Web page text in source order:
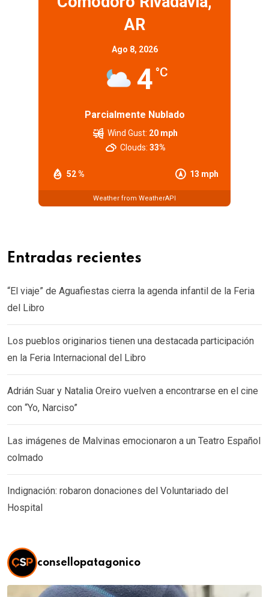
AR
Ago 8, 2026
4 °C
Parcialmente Nublado
52 % 13 mph
Wind Gust: 20 mph
Clouds: 33%
Weather from WeatherAPI
Entradas recientes
“El viaje” de Aguafiestas cierra la agenda infantil de la Feria
del Libro
Los pueblos originarios tienen una destacada participación
en la Feria Internacional del Libro
Adrián Suar y Natalia Oreiro vuelven a encontrarse en el cine
con “Yo, Narciso”
Las imágenes de Malvinas emocionaron a un Teatro Español
colmado
Indignación: robaron donaciones del Voluntariado del
Hospital
consellopatagonico